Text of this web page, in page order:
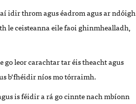
idir throm agus éadrom agus ar ndóigh
le ceisteanna eile faoi ghinmhealladh,
go leor carachtar tar éis theacht agus
b’fhéidir níos mo tórraimh.
is féidir a rá go cinnte nach mbíonn